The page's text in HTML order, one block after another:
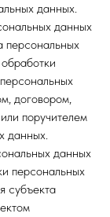
данных.
данных
персональных
договором,
поручителем
данных.
данных
персональных
субъекта